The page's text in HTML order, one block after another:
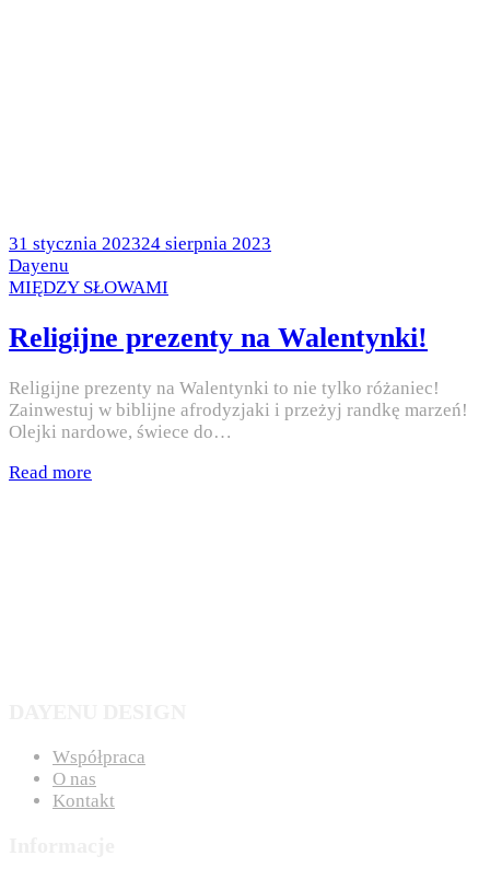
Posted
on
31 stycznia 202324 sierpnia 2023
by
Dayenu
Posted
MIĘDZY SŁOWAMI
Religijne prezenty na Walentynki!
Religijne prezenty na Walentynki to nie tylko różaniec!
Zainwestuj w biblijne afrodyzjaki i przeżyj randkę marzeń!
Olejki nardowe, świece do…
Read more
Współpraca
O nas
Kontakt